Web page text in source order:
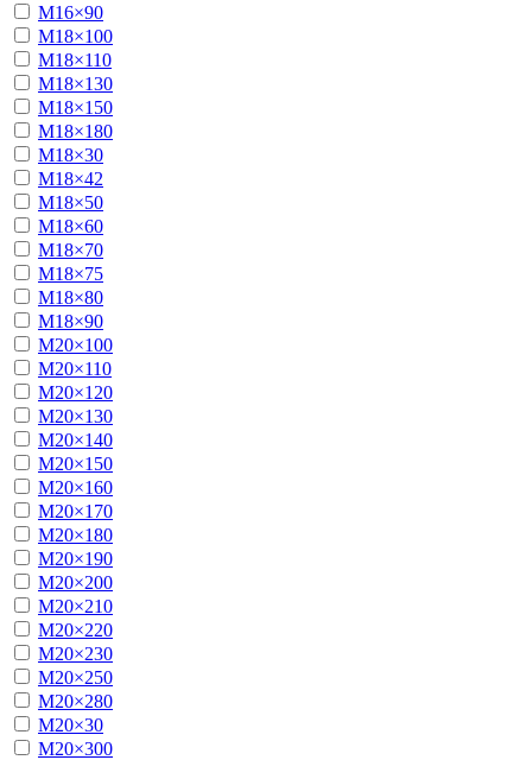
М16×90
М18×100
М18×110
М18×130
М18×150
М18×180
М18×30
М18×42
М18×50
М18×60
М18×70
М18×75
М18×80
М18×90
М20×100
М20×110
М20×120
М20×130
М20×140
М20×150
М20×160
М20×170
М20×180
М20×190
М20×200
М20×210
М20×220
М20×230
М20×250
М20×280
М20×30
М20×300